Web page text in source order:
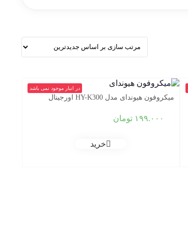
در انبار موجود نمی باشد
میکروفون هیوندای مدل HY-K300 اورجینال
۱۹۹.۰۰۰ تومان
خرید